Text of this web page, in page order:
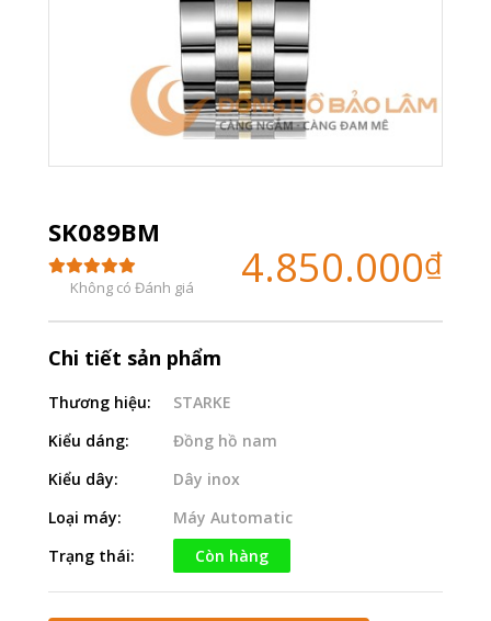
SK089BM
Không có Đánh giá 4.850.000₫
Chi tiết sản phẩm
Thương hiệu:
STARKE
Kiểu dáng:
Đồng hồ nam
Kiểu dây:
Dây inox
Loại máy:
Máy Automatic
Trạng thái:
Còn hàng